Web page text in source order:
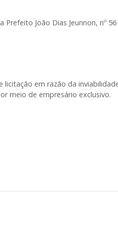
João Dias Jeunnon, nº
licitação em razão da
meio de empresário exclusivo.